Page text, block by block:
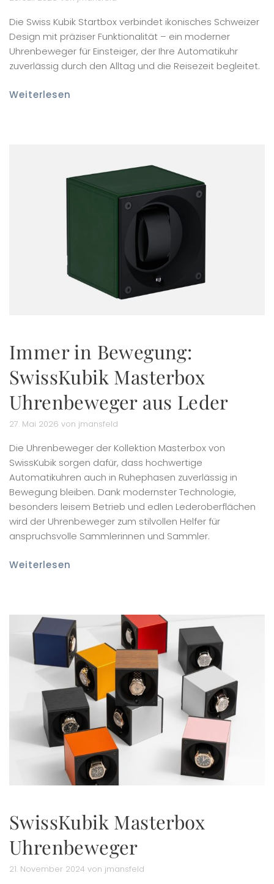
Die Swiss Kubik Startbox verbindet ikonisches Schweizer
Design mit präziser Funktionalität – ein moderner
Uhrenbeweger für Einsteiger, der Ihre Automatikuhr
zuverlässig durch den Alltag und die Reisezeit begleitet.
Weiterlesen
Immer in Bewegung:
SwissKubik Masterbox
Uhrenbeweger aus Leder
27. Mai 2026 von jmansfeld
Die Uhrenbeweger der Kollektion Masterbox von
SwissKubik sorgen dafür, dass hochwertige
Automatikuhren auch in Ruhephasen zuverlässig in
Bewegung bleiben. Dank modernster Technologie,
besonders leisem Betrieb und edlen Lederoberflächen
wird der Uhrenbeweger zum stilvollen Helfer für
anspruchsvolle Sammlerinnen und Sammler.
Weiterlesen
SwissKubik Masterbox
Uhrenbeweger
21. November 2024 von jmansfeld